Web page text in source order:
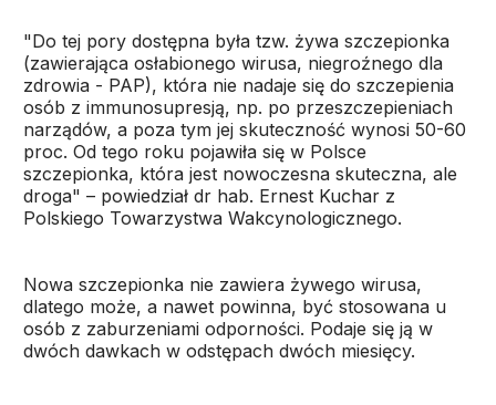
"Do tej pory dostępna była tzw. żywa szczepionka
(zawierająca osłabionego wirusa, niegroźnego dla
zdrowia - PAP), która nie nadaje się do szczepienia
osób z immunosupresją, np. po przeszczepieniach
narządów, a poza tym jej skuteczność wynosi 50-60
proc. Od tego roku pojawiła się w Polsce
szczepionka, która jest nowoczesna skuteczna, ale
droga" – powiedział dr hab. Ernest Kuchar z
Polskiego Towarzystwa Wakcynologicznego.
Nowa szczepionka nie zawiera żywego wirusa,
dlatego może, a nawet powinna, być stosowana u
osób z zaburzeniami odporności. Podaje się ją w
dwóch dawkach w odstępach dwóch miesięcy.